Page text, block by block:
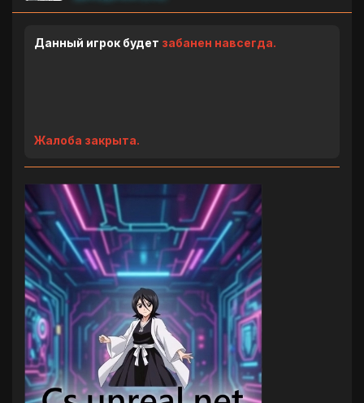
Данный игрок будет забанен навсегда.
Жалоба закрыта.